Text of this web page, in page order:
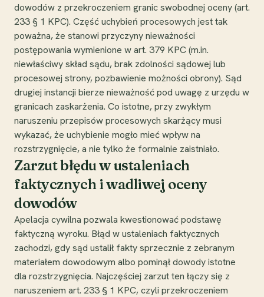
dowodów z przekroczeniem granic swobodnej oceny (art.
233 § 1 KPC). Część uchybień procesowych jest tak
poważna, że stanowi przyczyny nieważności
postępowania wymienione w art. 379 KPC (m.in.
niewłaściwy skład sądu, brak zdolności sądowej lub
procesowej strony, pozbawienie możności obrony). Sąd
drugiej instancji bierze nieważność pod uwagę z urzędu w
granicach zaskarżenia. Co istotne, przy zwykłym
naruszeniu przepisów procesowych skarżący musi
wykazać, że uchybienie mogło mieć wpływ na
rozstrzygnięcie, a nie tylko że formalnie zaistniało.
Zarzut błędu w ustaleniach
faktycznych i wadliwej oceny
dowodów
Apelacja cywilna pozwala kwestionować podstawę
faktyczną wyroku. Błąd w ustaleniach faktycznych
zachodzi, gdy sąd ustalił fakty sprzecznie z zebranym
materiałem dowodowym albo pominął dowody istotne
dla rozstrzygnięcia. Najczęściej zarzut ten łączy się z
naruszeniem art. 233 § 1 KPC, czyli przekroczeniem